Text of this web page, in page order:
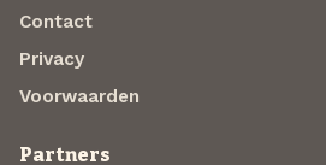
Contact
Privacy
Voorwaarden
Partners